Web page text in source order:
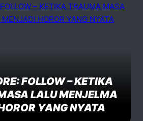
FOLLOW – KETIKA
LALU MENJELMA
YANG NYATA